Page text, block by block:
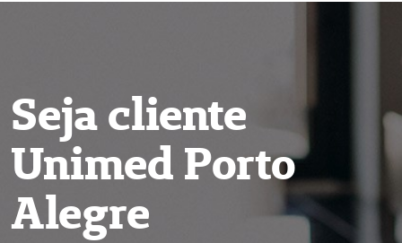
Seja cliente
Unimed Porto
Alegre